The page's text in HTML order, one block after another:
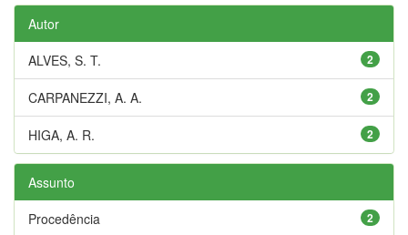
Autor
2
ALVES, S. T.
2
CARPANEZZI, A. A.
2
HIGA, A. R.
Assunto
2
Procedência